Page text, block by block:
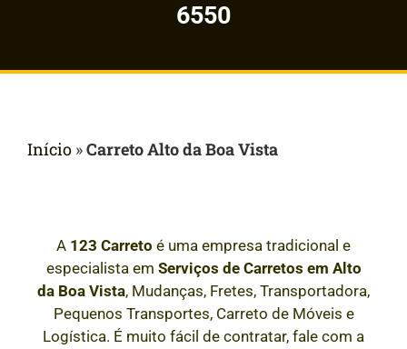
6550
Início »Carreto Alto da Boa Vista
A 123 Carreto é uma empresa tradicional e
especialista em Serviços de Carretos em Alto
da Boa Vista, Mudanças, Fretes, Transportadora,
Pequenos Transportes, Carreto de Móveis e
Logística. É muito fácil de contratar, fale com a